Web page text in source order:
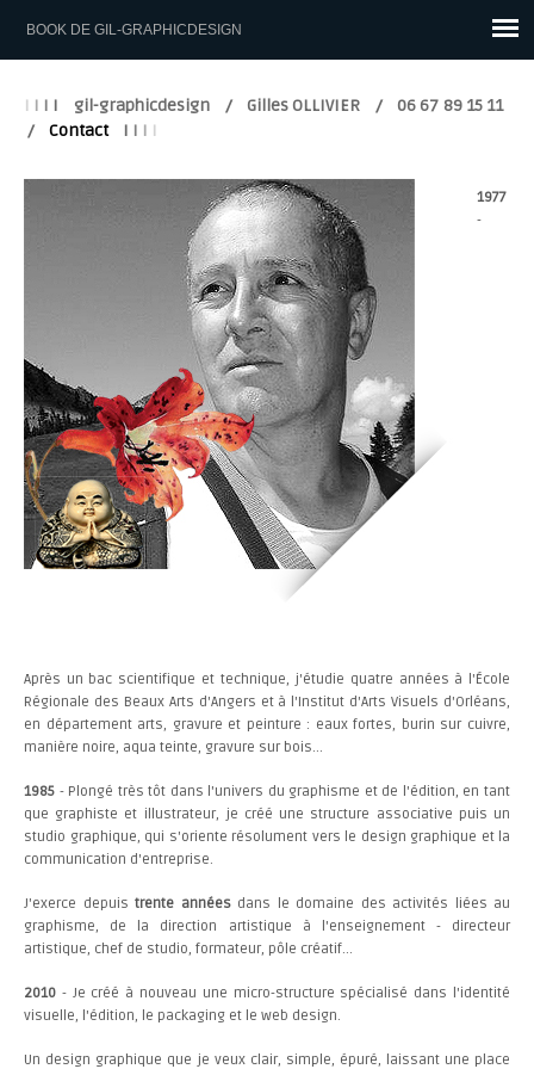
BOOK DE GIL-GRAPHICDESIGN
I I I I gil-graphicdesign/ Gilles OLLIVIER /06 67 89 15 11
/ ContactI I I I
1977
-
Après un bac scientifique et technique, j'étudie quatre années à l'École
Régionale des Beaux Arts d'Angers et à l'Institut d'Arts Visuels d'Orléans,
en département arts, gravure et peinture : eaux fortes, burin sur cuivre,
manière noire, aqua teinte, gravure sur bois...
1985 - Plongé très tôt dans l'univers du graphisme et de l'édition, en tant
que graphiste et illustrateur, je créé une structure associative puis un
studio graphique, qui s'oriente résolument vers le design graphique et la
communication d'entreprise.
J'exerce depuis trente annéesdans le domaine des activités liées au
graphisme, de la direction artistique à l'enseignement - directeur
artistique, chef de studio, formateur, pôle créatif...
2010 - Je créé à nouveau une micro-structure spécialisé dans l'identité
visuelle, l'édition, le packaging et le web design.
Un design graphique que je veux clair, simple, épuré, laissant une place